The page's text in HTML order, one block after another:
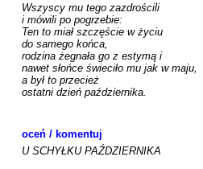
Wszyscy mu tego zazdrościli
i mówili po pogrzebie:
Ten to miał szczęście w życiu
do samego końca,
rodzina żegnała go z estymą i
nawet słońce świeciło mu jak w maju,
a był to przecież
ostatni dzień października.
oceń / komentuj
U SCHYŁKU PAŹDZIERNIKA